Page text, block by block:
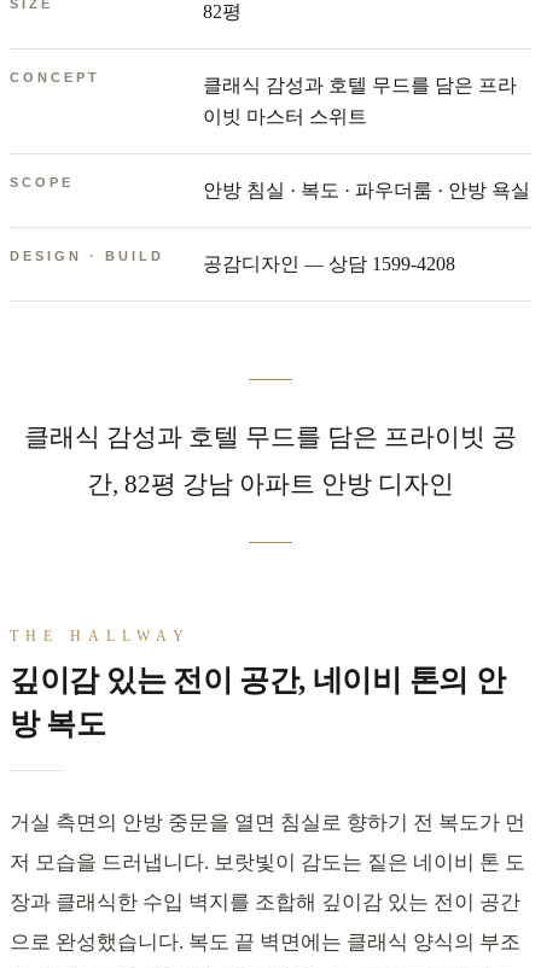
SIZE 82평
CONCEPT
클래식 감성과 호텔 무드를 담은 프라
이빗 마스터 스위트
SCOPE 안방 침실 · 복도 · 파우더룸 · 안방 욕실
DESIGN · BUILD 공감디자인 — 상담 1599-4208
클래식 감성과 호텔 무드를 담은 프라이빗 공
간, 82평 강남 아파트 안방 디자인
THE HALLWAY
깊이감 있는 전이 공간, 네이비 톤의 안
방 복도
거실 측면의 안방 중문을 열면 침실로 향하기 전 복도가 먼
저 모습을 드러냅니다. 보랏빛이 감도는 짙은 네이비 톤 도
장과 클래식한 수입 벽지를 조합해 깊이감 있는 전이 공간
으로 완성했습니다. 복도 끝 벽면에는 클래식 양식의 부조